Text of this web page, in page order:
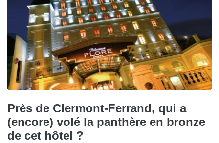
Près de Clermont-Ferrand, qui a
(encore) volé la panthère en bronze
de cet hôtel ?